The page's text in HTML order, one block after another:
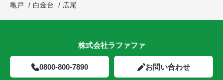
亀戸
白金台 広尾
株式会社ラファファ
0800-800-7890 お問い合わせ